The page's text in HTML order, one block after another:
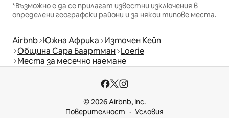
*Възможно е да се прилагат известни изключения в
определени географски райони и за някои типове места.
Airbnb Южна Африка Източен Кейп
Община Сара Баартман Loerie
Места за месечно наемане
© 2026 Airbnb, Inc.
Поверителност
Условия